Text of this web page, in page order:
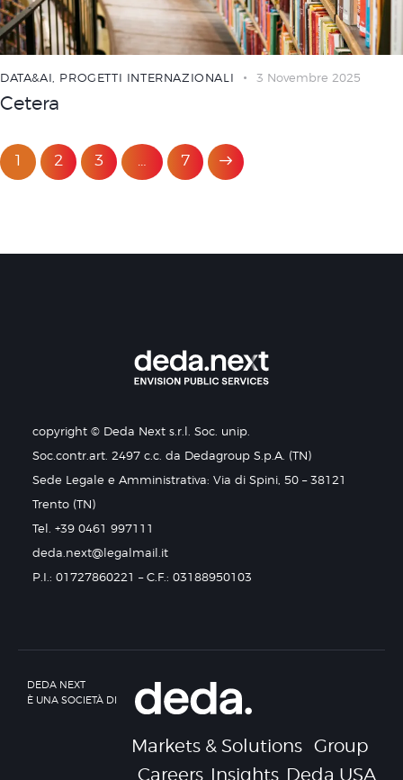
DATA&AI PROGETTI INTERNAZIONALI 3 Novembre 2025
Cetera
1 2 3 7
copyright © Deda Next s.r.l. Soc. unip.
Soc.contr.art. 2497 c.c. da Dedagroup S.p.A. (TN)
Sede Legale e Amministrativa: Via di Spini, 50 – 38121
Trento (TN)
Tel. +39 0461 997111
deda.next@legalmail.it
P.I.: 01727860221 – C.F.: 03188950103
DEDA NEXT
È UNA SOCIETÀ DI
Markets & Solutions Group
Careers Insights Deda USA